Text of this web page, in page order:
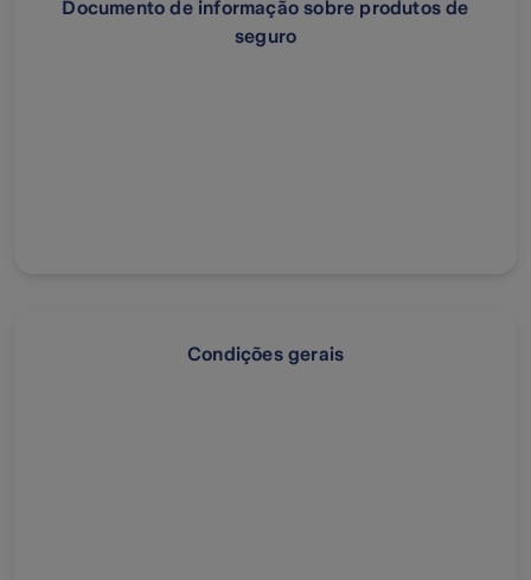
Documento de informação sobre produtos de
seguro
Condições gerais